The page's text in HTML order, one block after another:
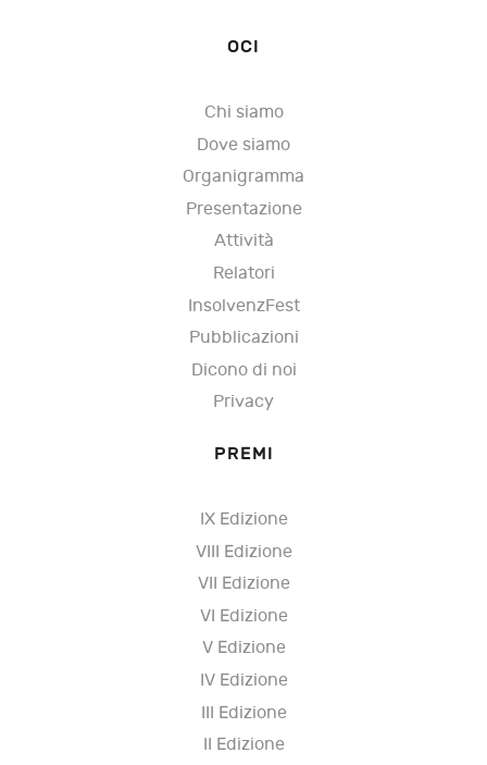
OCI
Chi siamo
Dove siamo
Organigramma
Presentazione
Attività
Relatori
InsolvenzFest
Pubblicazioni
Dicono di noi
Privacy
PREMI
IX Edizione
VIII Edizione
VII Edizione
VI Edizione
V Edizione
IV Edizione
III Edizione
II Edizione